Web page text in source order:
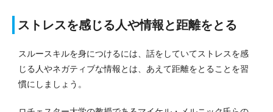
ストレスを感じる人や情報と距離をとる
スルースキルを身につけるには、話をしていてストレスを感
じる人やネガティブな情報とは、あえて距離をとることを習
慣にしましょう。